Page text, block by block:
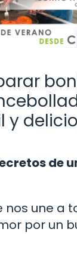
y
de
nos une a
por un